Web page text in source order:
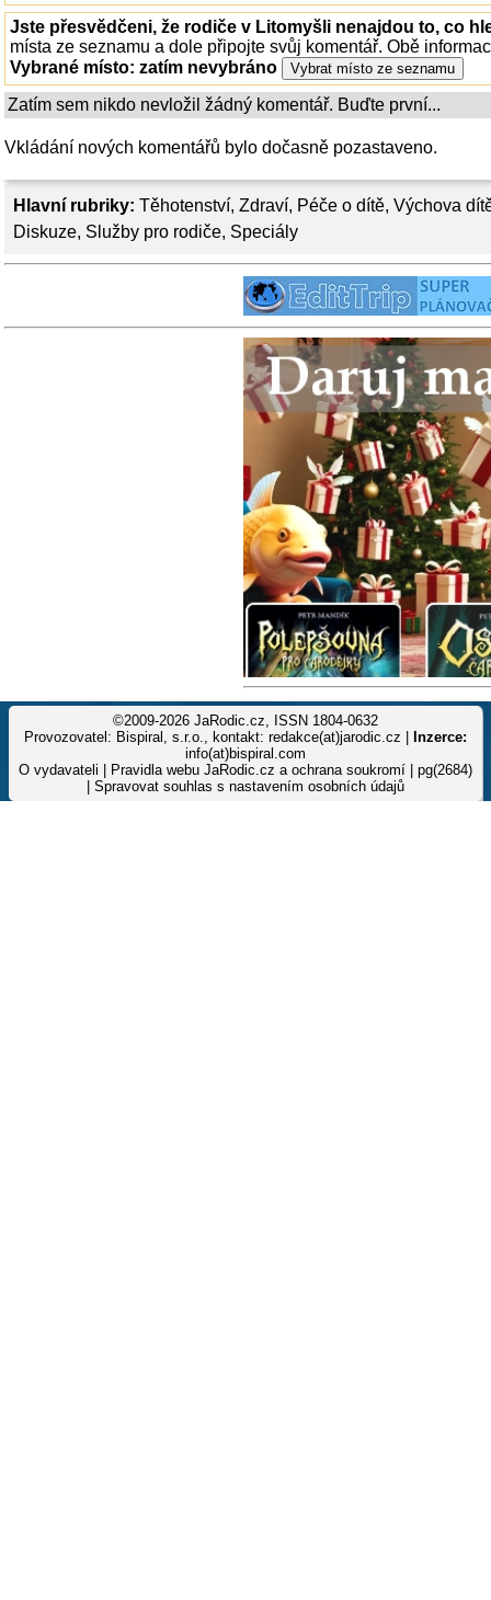
Hlavní rubriky: Těhotenství, Zdraví, Péče o dítě, Výchova
Diskuze, Služby pro rodiče, Speciály
Jste přesvědčeni, že rodiče v Litomyšli nenajdou to, co
místa ze seznamu a dole připojte svůj komentář. Obě
Vybrané místo: zatím nevybráno
Zatím sem nikdo nevložil žádný komentář. Buďte první...
Vkládání nových komentářů bylo dočasně pozastaveno.
©2009-2026 JaRodic.cz, ISSN 1804-0632
Provozovatel: Bispiral, s.r.o., kontakt: redakce(at)jarodic.cz |
Inzerce:
info(at)bispiral.com
O vydavateli
Pravidla webu JaRodic.cz a ochrana soukromí | pg(2684)
Spravovat souhlas s nastavením osobních údajů